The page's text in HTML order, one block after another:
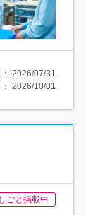
2026/07/31
2026/10/01
ごと掲載中